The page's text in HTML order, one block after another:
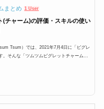
まとめ 1 User
(チャーム)の評価・スキルの使い
Tsum）では、2021年7月4日に「ピグレ
。そんな「ツムツムピグレットチャーム」